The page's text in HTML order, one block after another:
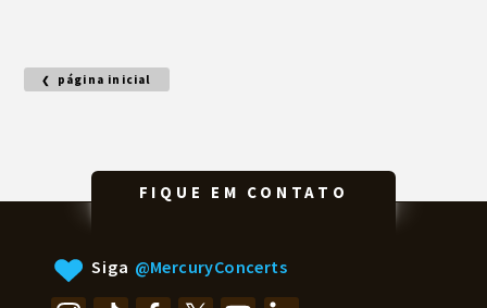
página inicial
FIQUE EM CONTATO
Siga @MercuryConcerts